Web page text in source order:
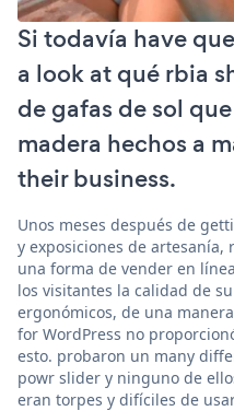
Si todavía have
a look at qué rbia
de gafas de sol
madera hechos a
their business.
Unos meses después de
y exposiciones de artesanía,
una forma de vender en
los visitantes la calidad de
ergonómicos, de una
for WordPress no
esto. probaron un many
powr slider y ninguno de
eran torpes y difíciles de